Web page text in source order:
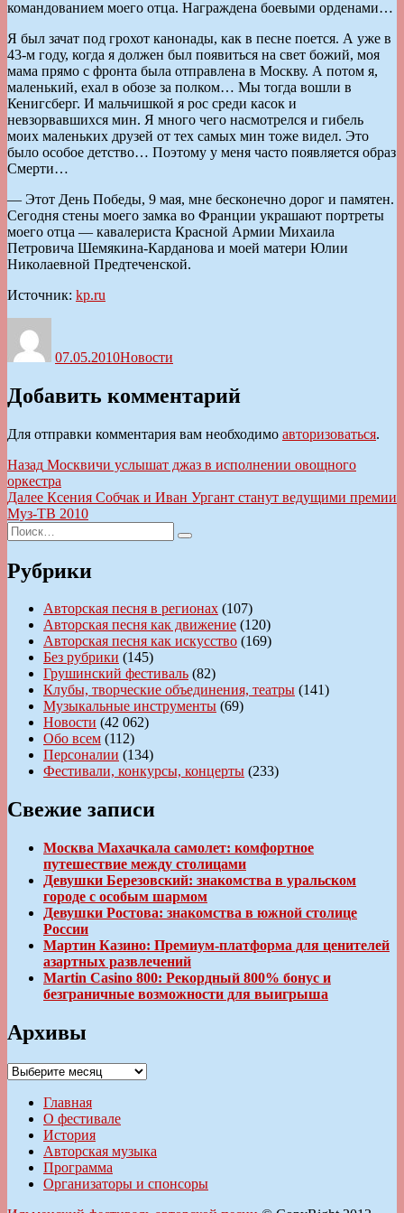
командованием моего отца. Награждена боевыми орденами…
Я был зачат под грохот канонады, как в песне поется. А уже в
43-м году, когда я должен был появиться на свет божий, моя
мама прямо с фронта была отправлена в Москву. А потом я,
маленький, ехал в обозе за полком… Мы тогда вошли в
Кенигсберг. И мальчишкой я рос среди касок и
невзорвавшихся мин. Я много чего насмотрелся и гибель
моих маленьких друзей от тех самых мин тоже видел. Это
было особое детство… Поэтому у меня часто появляется образ
Смерти…
— Этот День Победы, 9 мая, мне бесконечно дорог и памятен.
Сегодня стены моего замка во Франции украшают портреты
моего отца — кавалериста Красной Армии Михаила
Петровича Шемякина-Карданова и моей матери Юлии
Николаевной Предтеченской.
Источник: kp.ru
07.05.2010Новости
Добавить комментарий
Для отправки комментария вам необходимо авторизоваться.
Навигация
по
записям
Назад Предыдущая
запись:
Москвичи услышат джаз в исполнении овощного
оркестра
Далее Следующая
запись:
Ксения Собчак и Иван Ургант станут ведущими премии
Муз-ТВ 2010
Искать:
Поиск
Рубрики
Авторская песня в регионах (107)
Авторская песня как движение (120)
Авторская песня как искусство (169)
Без рубрики (145)
Грушинский фестиваль (82)
Клубы, творческие объединения, театры (141)
Музыкальные инструменты (69)
Новости (42 062)
Обо всем (112)
Персоналии (134)
Фестивали, конкурсы, концерты (233)
Свежие записи
Москва Махачкала самолет: комфортное
путешествие между столицами
Девушки Березовский: знакомства в уральском
городе с особым шармом
Девушки Ростова: знакомства в южной столице
России
Мартин Казино: Премиум-платформа для ценителей
азартных развлечений
Martin Casino 800: Рекордный 800% бонус и
безграничные возможности для выигрыша
Архивы
Архивы
Главная
О фестивале
История
Авторская музыка
Программа
Организаторы и спонсоры